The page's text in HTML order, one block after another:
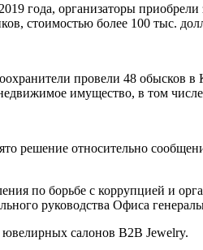
года, организаторы
стоимостью более 100 тыс.
провели 48
имущество, в том
решение относительно
по борьбе с коррупцией и
руководства Офиса
салонов B2B Jewelry.